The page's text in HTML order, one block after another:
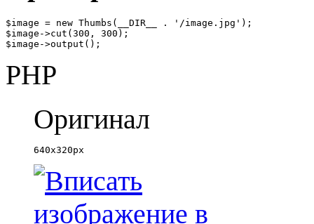
$image = new Thumbs(__DIR__ . '/image.jpg');
$image->cut(300, 300);
$image->output();
PHP
Оригинал
640x320px